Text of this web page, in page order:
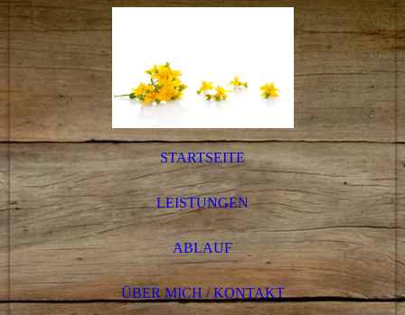
STARTSEITE
LEISTUNGEN
ABLAUF
ÜBER MICH / KONTAKT